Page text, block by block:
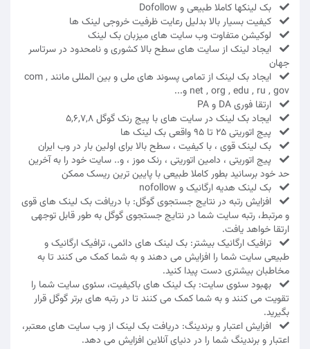
بک لینکها کاملا طبیعی و Dofollow
کیفیت بسیار بالا بدلیل رعایت ظرفیت خروجی لینک ها
لوکیشن متفاوت وب سایت های میزبان بک لینک
ایجاد لینک از سایت های سطح بالا کشوری و نامحدود در سرتاسر
جهان
ایجاد بک لینک از تمامی پسوند های ملی و بین المللی مانند com ,
net , org , edu , ru , gov و...
ارتقا فوری DA و PA
ایجاد بک لینک در سایت های با پیج رنک گوگل 5,6,7,8
پیج اتوریتی 25 تا 95 واقعی بک لینک ها
بک لینک قوی ، با کیفیت ، سطح بالا برای اولین بار در وب ایران
پیج اتوریتی ، دامین اتوریتی ، رنک موز ، و.. سایت خود را به آخرین
حد خود برسانید بطور کاملا طبیعی با پایین ترین ریسک ممکن
بک لینک هدیه ارگانیک و nofollow
افزایش رتبه در نتایج جستجوی گوگل: با دریافت بک لینک های قوی
و مرتبط، رتبه سایت شما در نتایج جستجوی گوگل به طور قابل توجهی
ارتقا خواهد یافت.
ترافیک ارگانیک بیشتر: بک لینک های دائمی، ترافیک ارگانیک و
طبیعی سایت شما را افزایش می دهند و به شما کمک می کنند تا به
مخاطبان بیشتری دست پیدا کنید.
بهبود سئوی سایت: بک لینک های باکیفیت، سئوی سایت شما را
تقویت می کنند و به شما کمک می کنند تا در رتبه های برتر گوگل قرار
بگیرید.
افزایش اعتبار و برندینگ: دریافت بک لینک از وب سایت های معتبر،
اعتبار و برندینگ شما را در دنیای آنلاین افزایش می دهد.